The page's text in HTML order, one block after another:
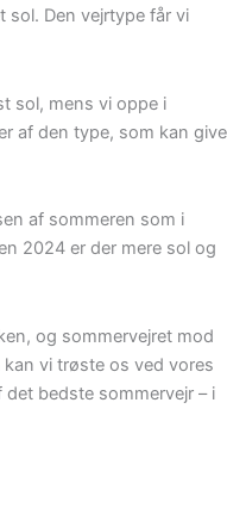
sol. Den vejrtype får vi
sol, mens vi oppe i
af den type, som kan give
af sommeren som i
2024 er der mere sol og
og sommervejret mod
vi trøste os ved vores
bedste sommervejr – i